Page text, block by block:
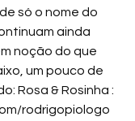
só o nome do
ainda
noção do que
um pouco de
Rosa & Rosinha :
rodrigopiologo